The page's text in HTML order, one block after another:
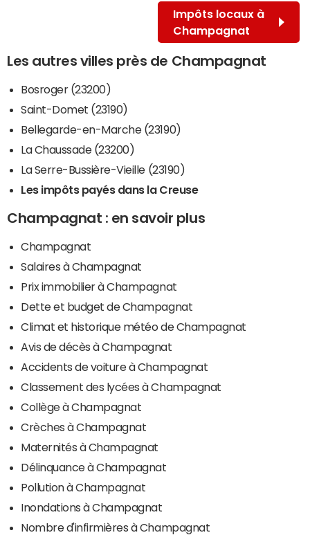
Impôts locaux à
Champagnat
Les autres villes près de Champagnat
Bosroger (23200)
Saint-Domet (23190)
Bellegarde-en-Marche (23190)
La Chaussade (23200)
La Serre-Bussière-Vieille (23190)
Les impôts payés dans la Creuse
Champagnat : en savoir plus
Champagnat
Salaires à Champagnat
Prix immobilier à Champagnat
Dette et budget de Champagnat
Climat et historique météo de Champagnat
Avis de décès à Champagnat
Accidents de voiture à Champagnat
Classement des lycées à Champagnat
Collège à Champagnat
Crèches à Champagnat
Maternités à Champagnat
Délinquance à Champagnat
Pollution à Champagnat
Inondations à Champagnat
Nombre d'infirmières à Champagnat